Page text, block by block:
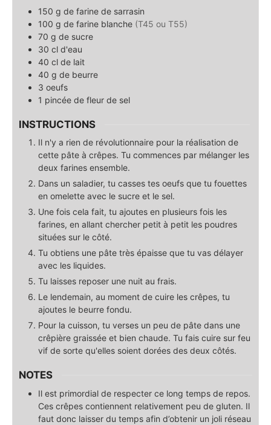
150 g de farine de sarrasin
100 g de farine blanche (T45 ou T55)
70 g de sucre
30 cl d'eau
40 cl de lait
40 g de beurre
3 oeufs
1 pincée de fleur de sel
INSTRUCTIONS
Il n'y a rien de révolutionnaire pour la réalisation de
cette pâte à crêpes. Tu commences par mélanger les
deux farines ensemble.
Dans un saladier, tu casses tes oeufs que tu fouettes
en omelette avec le sucre et le sel.
Une fois cela fait, tu ajoutes en plusieurs fois les
farines, en allant chercher petit à petit les poudres
situées sur le côté.
Tu obtiens une pâte très épaisse que tu vas délayer
avec les liquides.
Tu laisses reposer une nuit au frais.
Le lendemain, au moment de cuire les crêpes, tu
ajoutes le beurre fondu.
Pour la cuisson, tu verses un peu de pâte dans une
crêpière graissée et bien chaude. Tu fais cuire sur feu
vif de sorte qu'elles soient dorées des deux côtés.
NOTES
Il est primordial de respecter ce long temps de repos.
Ces crêpes contiennent relativement peu de gluten. Il
faut donc laisser du temps afin d’obtenir un joli réseau